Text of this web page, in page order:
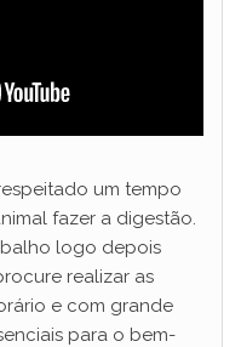
um tempo
fazer a digestão.
logo depois
realizar as
e com grande
para o bem-